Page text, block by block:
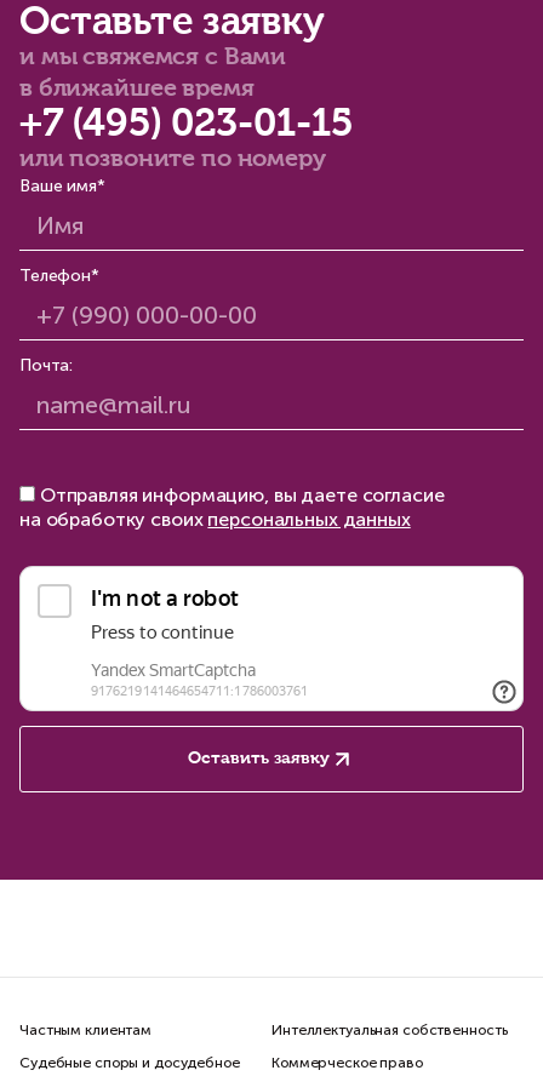
Оставьте заявку
и мы свяжемся с Вами
в ближайшее время
+7 (495) 023-01-15
или позвоните по номеру
Ваше имя*
Телефон*
Почта:
Отправляя информацию, вы даете согласие
на обработку своих персональных данных
Оставить заявку
Частным клиентам
Судебные споры и досудебное
Интеллектуальная собственность
Коммерческое право